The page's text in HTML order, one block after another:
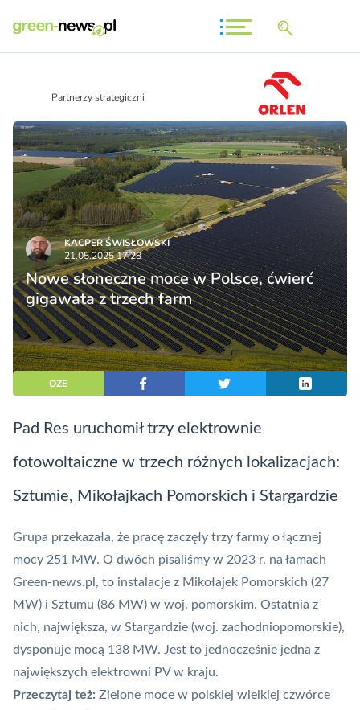
Partnerzy strategiczni
KACPER ŚWISŁO­WSKI
21.05.2025 17:28
Nowe słoneczne moce w Polsce, ćwierć
gigawata z trzech farm
OZE
Pad Res uruchomił trzy elektrownie
fotowoltaiczne w trzech różnych lokalizacjach:
Sztumie, Mikołajkach Pomorskich i Stargardzie
Grupa przekazała, że pracę zaczęły trzy farmy o łącznej
mocy 251 MW. O dwóch pisaliśmy w 2023 r. na łamach
Green-news.pl , to instalacje z Mikołajek Pomorskich (27
MW) i Sztumu (86 MW) w woj. pomorskim. Ostatnia z
nich, największa, w Stargardzie (woj. zachodniopomorskie),
dysponuje mocą 138 MW. Jest to jednocześnie jedna z
największych elektrowni PVw kraju.
Przeczytaj też: Zielone moce w polskiej wielkiej czwórce